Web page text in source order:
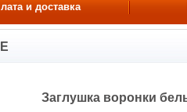
и доставка
Заглушка воронки